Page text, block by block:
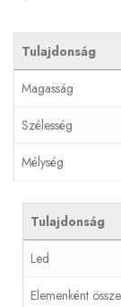
Tulajdonság
Magasság
Szélesség
Mélység
Tulajdonság
Led
Elemenként